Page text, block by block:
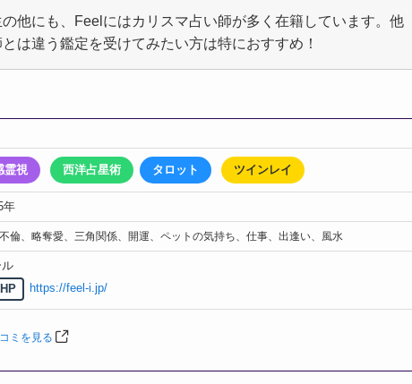
他にも、Feelにはカリスマ占い師が多く在籍しています。他
は違う鑑定を受けてみたい方は特におすすめ！
霊視 西洋占星術 タロット ツインレイ
年
倫、略奪愛、三角関係、開運、ペットの気持ち、仕事、出逢い、風水
https://feel-i.jp/
ミを見る